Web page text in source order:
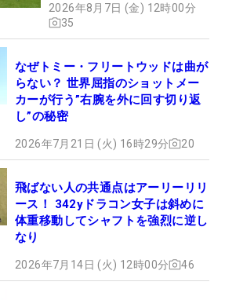
2026年8月7日 (金) 12時00分
35
なぜトミー・フリートウッドは曲が
らない？ 世界屈指のショットメー
カーが行う”右腕を外に回す切り返
し”の秘密
2026年7月21日 (火) 16時29分 20
飛ばない人の共通点はアーリーリリ
ース！ 342yドラコン女子は斜めに
体重移動してシャフトを強烈に逆し
なり
2026年7月14日 (火) 12時00分 46